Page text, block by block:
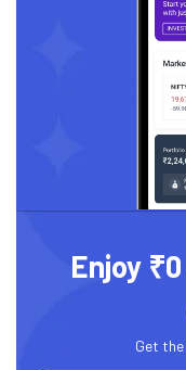
Enjoy
Get